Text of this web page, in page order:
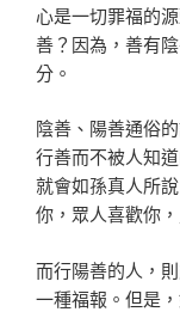
心是一切罪福的
善？因為，善有
分。
陰善、陽善通俗
行善而不被人知
就會如孫真人所
你，眾人喜歡你
而行陽善的人，
一種福報。但是